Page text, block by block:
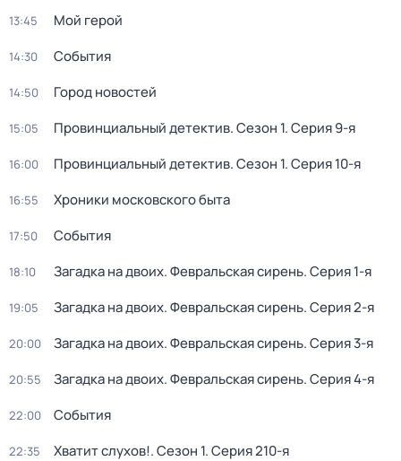
13:45 Мой герой
14:30 События
14:50 Город новостей
15:05 Провинциальный детектив. Сезон 1. Серия 9-я
16:00 Провинциальный детектив. Сезон 1. Серия 10-я
16:55 Хроники московского быта
17:50 События
18:10 Загадка на двоих. Февральская сирень. Серия 1-я
19:05 Загадка на двоих. Февральская сирень. Серия 2-я
20:00 Загадка на двоих. Февральская сирень. Серия 3-я
20:55 Загадка на двоих. Февральская сирень. Серия 4-я
22:00 События
22:35 Хватит слухов!. Сезон 1. Серия 210-я